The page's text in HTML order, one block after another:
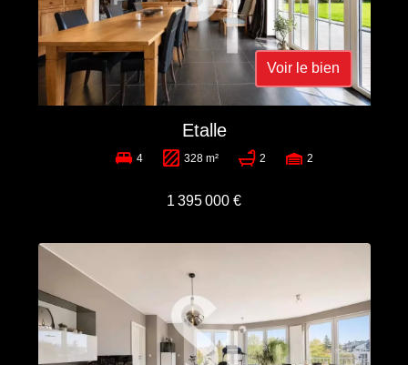
Voir le bien
Etalle
4 328 m² 2 2
1 395 000 €